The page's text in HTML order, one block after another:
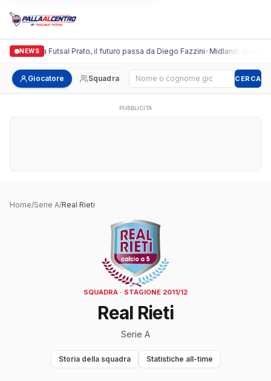
NEWS
Italgronda Futsal Prato, il futuro passa da Diego Fazzini•Midland, doppio
Giocatore Squadra Cerca giocatore CERCA
PUBBLICITÀ
Home/Serie A/Real Rieti
SQUADRA · STAGIONE 2011/12
Real Rieti
Serie A
Storia della squadra Statistiche all-time